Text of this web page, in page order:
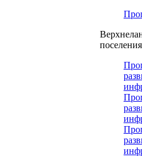
поселения